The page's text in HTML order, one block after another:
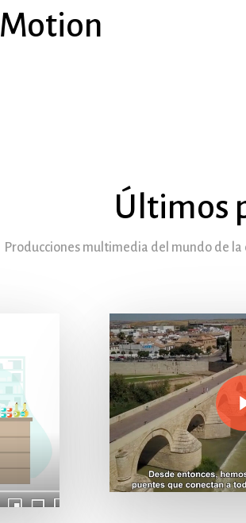
Motion
Últimos
Producciones multimedia del mundo de
Play Video
Play